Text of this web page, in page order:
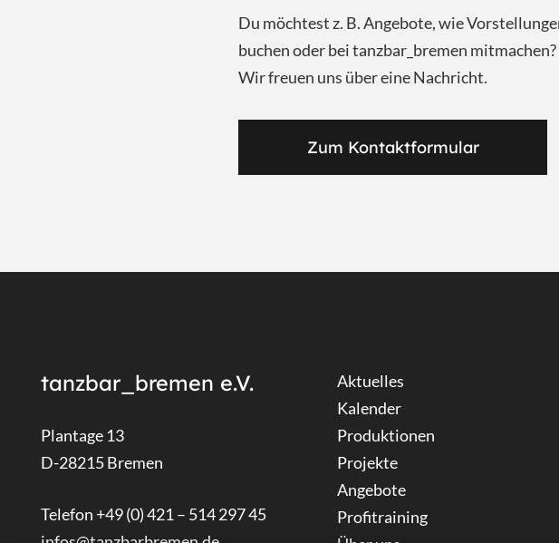
Du möchtest z. B. Angebote, wie
buchen oder bei tanzbar_bremen mitmachen?
Wir freuen uns über eine Nachricht.
Zum Kontaktformular
tanzbar_bremen e.V.
Plantage 13
D-28215 Bremen
Telefon +49 (0) 421 – 514 297 45
Aktuelles
Kalender
Produktionen
Projekte
Angebote
Profitraining